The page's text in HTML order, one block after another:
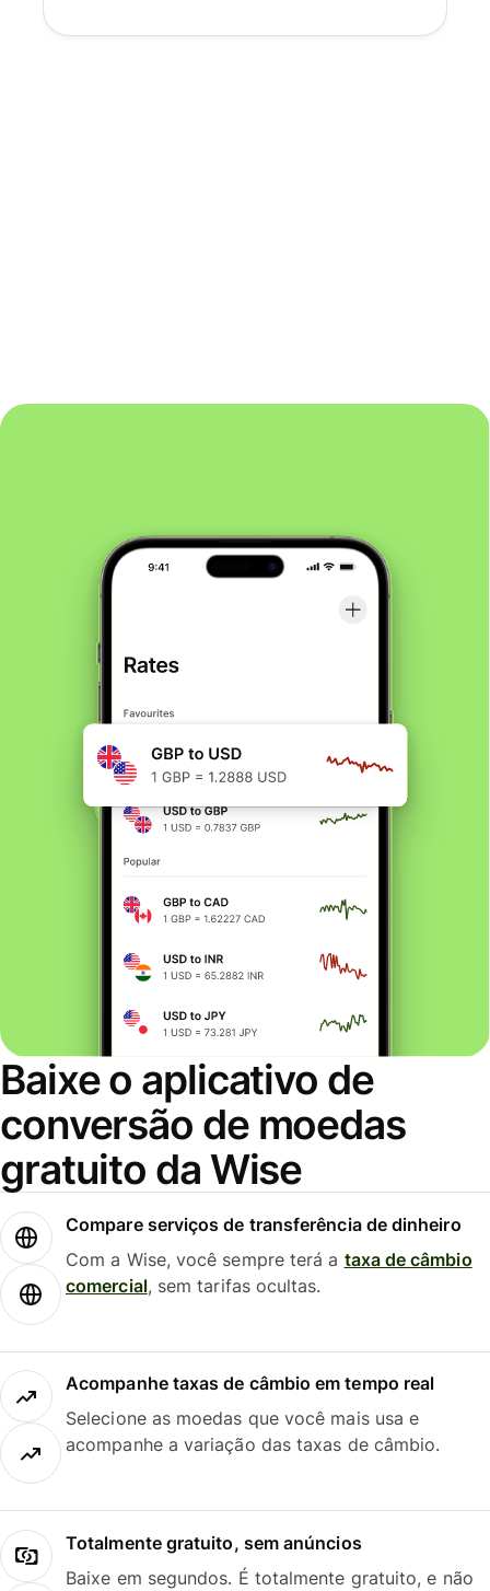
Baixe o aplicativo de
conversão de moedas
gratuito da Wise
Compare serviços de transferência de dinheiro
Com a Wise, você sempre terá a taxa de câmbio
comercial, sem tarifas ocultas.
Acompanhe taxas de câmbio em tempo real
Selecione as moedas que você mais usa e
acompanhe a variação das taxas de câmbio.
Totalmente gratuito, sem anúncios
Baixe em segundos. É totalmente gratuito, e não